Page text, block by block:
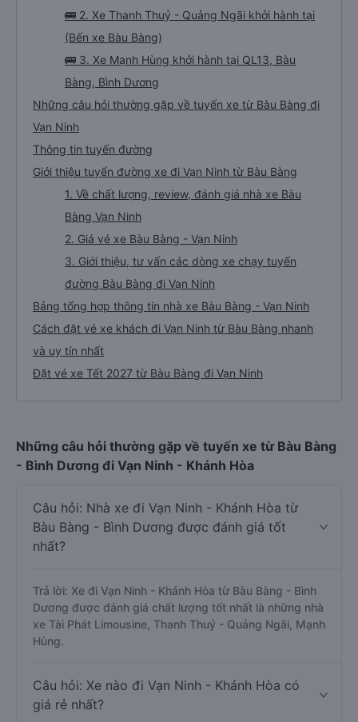
🚌 2. Xe Thanh Thuỷ - Quảng Ngãi khởi hành tại
(Bến xe Bàu Bàng)
🚌 3. Xe Mạnh Hùng khởi hành tại QL13, Bàu
Bàng, Bình Dương
Những câu hỏi thường gặp về tuyến xe từ Bàu Bàng đi
Vạn Ninh
Thông tin tuyến đường
Giới thiệu tuyến đường xe đi Vạn Ninh từ Bàu Bàng
1. Về chất lượng, review, đánh giá nhà xe Bàu
Bàng Vạn Ninh
2. Giá vé xe Bàu Bàng - Vạn Ninh
3. Giới thiệu, tư vấn các dòng xe chạy tuyến
đường Bàu Bàng đi Vạn Ninh
Bảng tổng hợp thông tin nhà xe Bàu Bàng - Vạn Ninh
Cách đặt vé xe khách đi Vạn Ninh từ Bàu Bàng nhanh
và uy tín nhất
Đặt vé xe Tết 2027 từ Bàu Bàng đi Vạn Ninh
Những câu hỏi thường gặp về tuyến xe từ Bàu Bàng
- Bình Dương đi Vạn Ninh - Khánh Hòa
Câu hỏi: Nhà xe đi Vạn Ninh - Khánh Hòa từ
Bàu Bàng - Bình Dương được đánh giá tốt
nhất?
Trả lời: Xe đi Vạn Ninh - Khánh Hòa từ Bàu Bàng - Bình
Dương được đánh giá chất lượng tốt nhất là những nhà
xe Tài Phát Limousine, Thanh Thuỷ - Quảng Ngãi, Mạnh
Hùng.
Câu hỏi: Xe nào đi Vạn Ninh - Khánh Hòa có
giá rẻ nhất?